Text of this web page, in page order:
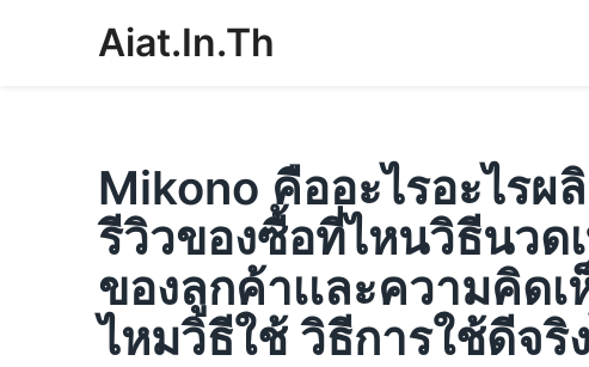
Aiat.in.th
Mikono คืออะไรอะไร
รีวิวของซื้อที่ไหนวิธีนวด
ของลูกค้าเเละความคิด
ไหมวิธีใช้ วิธีการใช้ดีจริ